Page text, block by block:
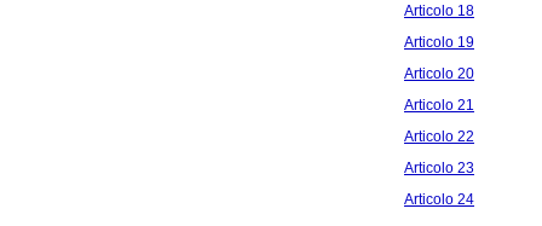
Articolo 18
Articolo 19
Articolo 20
Articolo 21
Articolo 22
Articolo 23
Articolo 24